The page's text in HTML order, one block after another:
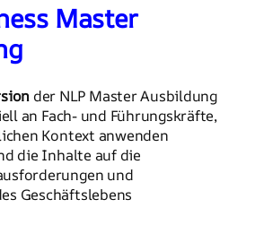
Master
der NLP Master Ausbildung
an Fach- und Führungskräfte,
Kontext anwenden
die Inhalte auf die
und
Geschäftslebens